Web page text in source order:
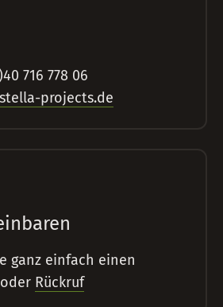
716 778 06
projects.de
ganz einfach einen
oder Rückruf